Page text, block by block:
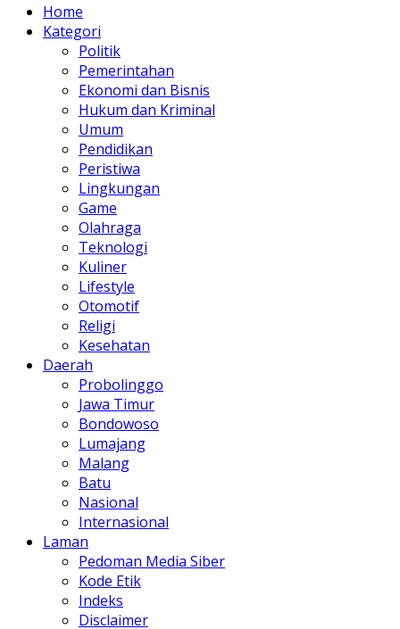
Home
Kategori
Politik
Pemerintahan
Ekonomi dan Bisnis
Hukum dan Kriminal
Umum
Pendidikan
Peristiwa
Lingkungan
Game
Olahraga
Teknologi
Kuliner
Lifestyle
Otomotif
Religi
Kesehatan
Daerah
Probolinggo
Jawa Timur
Bondowoso
Lumajang
Malang
Batu
Nasional
Internasional
Laman
Pedoman Media Siber
Kode Etik
Indeks
Disclaimer